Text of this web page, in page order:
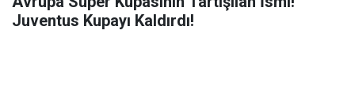
Juventus Kupayı Kaldırdı!